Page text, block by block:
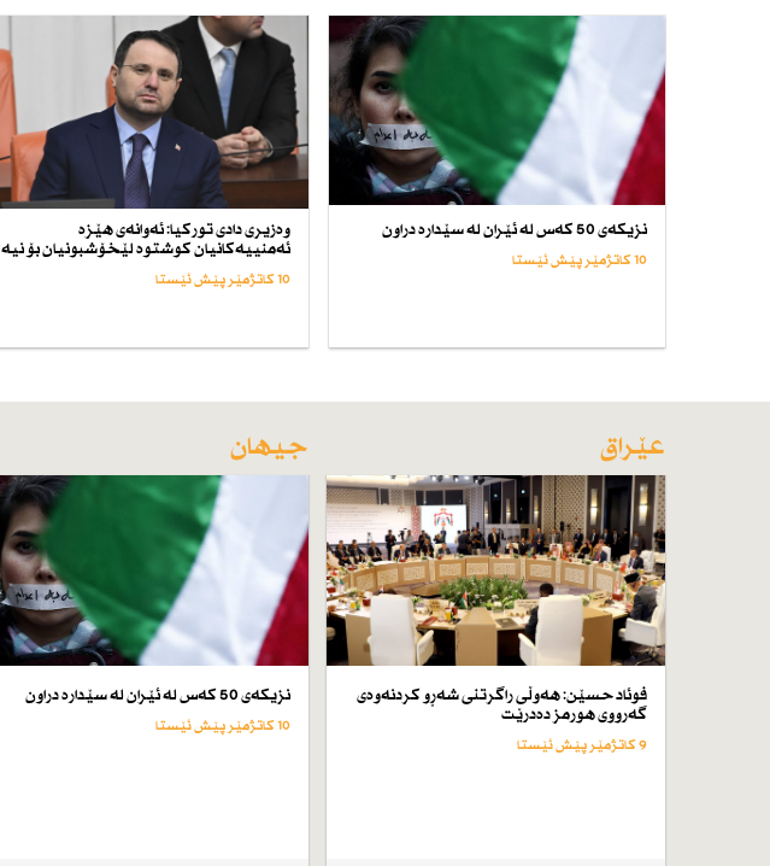
نزیكەی 50 كەس لە ئێران لە سێدارە دراون
10 کاتژمێر پێش ئێستا
وەزیری دادی توركیا: ئەوانەی هێزە
ئەمنییەكانیان كوشتوە لێخۆشبونیان بۆ نیە
10 کاتژمێر پێش ئێستا
عێراق
فوئاد حسێن: هەوڵی راگرتنی شەڕو كردنەوەی
گەرووی هورمز دەدرێت
9 کاتژمێر پێش ئێستا
جیهان
نزیكەی 50 كەس لە ئێران لە سێدارە دراون
10 کاتژمێر پێش ئێستا